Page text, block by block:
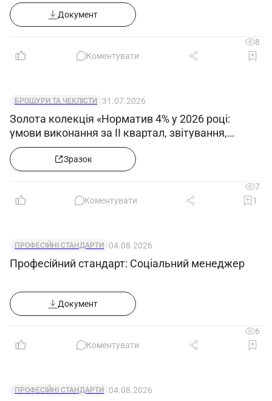
Документ
8
Коментувати
БРОШУРИ ТА ЧЕКЛІСТИ 31.07.2026
Золота колекція «Норматив 4% у 2026 році:
умови виконання за ІІ квартал, звітування,
цільовий внесок & Робота з новим ЄРК –
Класифікатором професій»
Зразок
7
Коментувати
1
ПРОФЕСІЙНІ СТАНДАРТИ 04.08.2026
Професійний стандарт: Соціальний менеджер
Документ
6
Коментувати
ПРОФЕСІЙНІ СТАНДАРТИ 04.08.2026